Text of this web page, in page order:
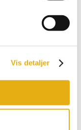
Vis detaljer